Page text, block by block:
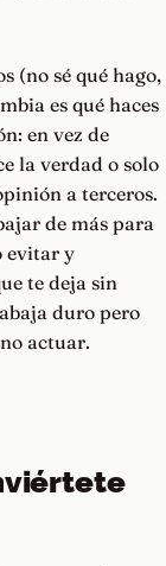
(no sé qué hago,
es qué haces
en vez de
la verdad o solo
a terceros.
de más para
evitar y
te deja sin
duro pero
actuar.